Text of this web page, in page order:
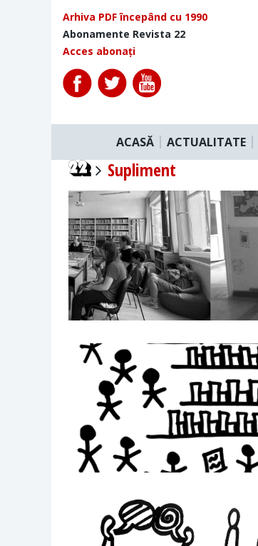
Arhiva PDF începând cu 1990
Abonamente Revista 22
Acces abonați
ACASĂ ACTUALITATE
Supliment